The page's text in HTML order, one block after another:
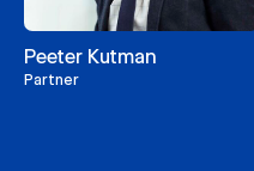
Peeter Kutman
Partner